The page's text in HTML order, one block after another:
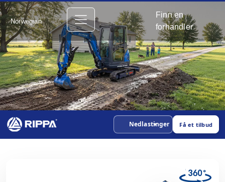
Norwegian
Finn en
forhandler
Nedlastinger Få et tilbud